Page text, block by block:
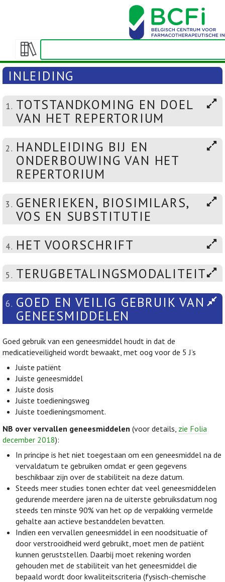
Weergeven/verbergen
inhoudstafel
INLEIDING
1. TOTSTANDKOMING EN DOEL
VAN HET REPERTORIUM
2. HANDLEIDING BIJ EN
ONDERBOUWING VAN HET
REPERTORIUM
3. GENERIEKEN, BIOSIMILARS,
VOS EN SUBSTITUTIE
4. HET VOORSCHRIFT
5. TERUGBETALINGSMODALITEITEN
6. GOED EN VEILIG GEBRUIK VAN
GENEESMIDDELEN
Goed gebruik van een geneesmiddel houdt in dat de
medicatieveiligheid wordt bewaakt, met oog voor de 5 J’s
Juiste patiënt
Juiste geneesmiddel
Juiste dosis
Juiste toedieningsweg
Juiste toedieningsmoment.
NB over vervallen geneesmiddelen (voor details, zie Folia
december 2018):
In principe is het niet toegestaan om een geneesmiddel na de
vervaldatum te gebruiken omdat er geen gegevens
beschikbaar zijn over de stabiliteit na deze datum.
Steeds meer studies tonen echter dat veel geneesmiddelen
gedurende meerdere jaren na de uiterste gebruiksdatum nog
steeds ten minste 90% van het op de verpakking vermelde
gehalte aan actieve bestanddelen bevatten.
Indien een vervallen geneesmiddel in een noodsituatie of
door verstrooidheid werd gebruikt, moet men de patiënt
kunnen geruststellen. Daarbij moet rekening worden
gehouden met de stabiliteit van het geneesmiddel die
bepaald wordt door kwaliteitscriteria (fysisch-chemische